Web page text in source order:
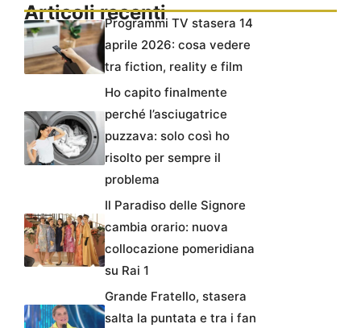
Articoli recentiProgrammi TV stasera 14
aprile 2026: cosa vedere
tra fiction, reality e film
Ho capito finalmente
perché l’asciugatrice
puzzava: solo così ho
risolto per sempre il
problema
Il Paradiso delle Signore
cambia orario: nuova
collocazione pomeridiana
su Rai 1
Grande Fratello, stasera
salta la puntata e tra i fan